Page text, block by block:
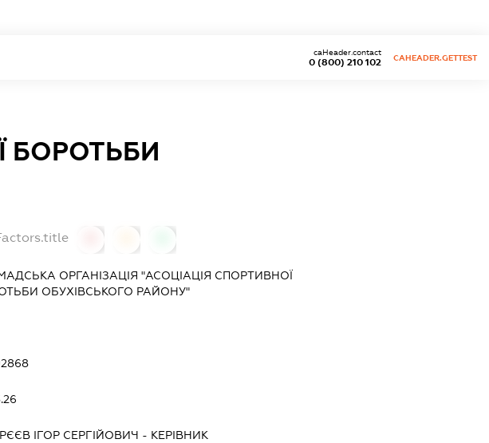
0 (800) 210 102
caHeader.contact
CAHEADER.GETTEST
БОРОТЬБИ
ОРГАНІЗАЦІЯ "АСОЦІАЦІЯ СПОРТИВНОЇ
ОБУХІВСЬКОГО РАЙОНУ"
ІГОР СЕРГІЙОВИЧ - КЕРІВНИК